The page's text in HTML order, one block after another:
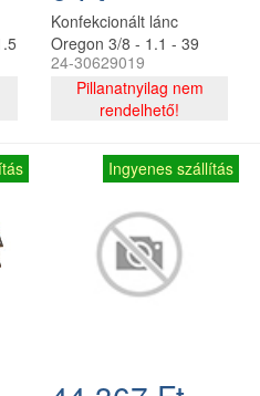
Konfekcionált lánc
Oregon 3/8 - 1.1 - 39
szemes - PPX 270, PPH
24-30629019
Pillanatnyilag nem
rendelhető!
Ingyenes szállítás